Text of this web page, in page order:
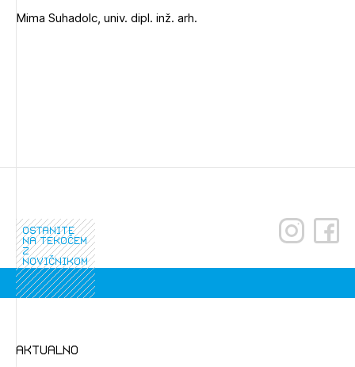
Mima Suhadolc, univ. dipl. inž. arh.
ostanite
na tekočem
z
novičnikom
aktualno